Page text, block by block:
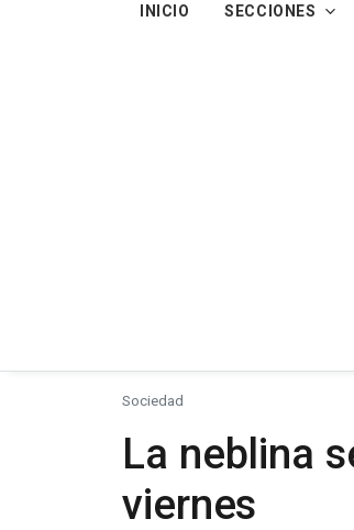
INICIO SECCIONES
Sociedad
La neblina
viernes